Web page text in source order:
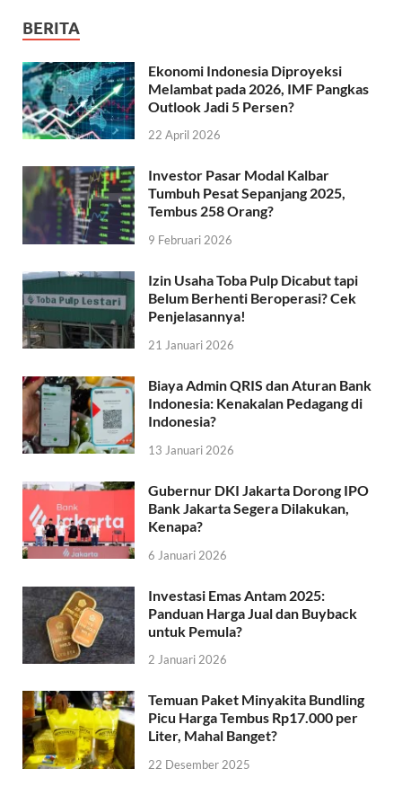
BERITA
Ekonomi Indonesia Diproyeksi
Melambat pada 2026, IMF Pangkas
Outlook Jadi 5 Persen?
22 April 2026
Investor Pasar Modal Kalbar
Tumbuh Pesat Sepanjang 2025,
Tembus 258 Orang?
9 Februari 2026
Izin Usaha Toba Pulp Dicabut tapi
Belum Berhenti Beroperasi? Cek
Penjelasannya!
21 Januari 2026
Biaya Admin QRIS dan Aturan Bank
Indonesia: Kenakalan Pedagang di
Indonesia?
13 Januari 2026
Gubernur DKI Jakarta Dorong IPO
Bank Jakarta Segera Dilakukan,
Kenapa?
6 Januari 2026
Investasi Emas Antam 2025:
Panduan Harga Jual dan Buyback
untuk Pemula?
2 Januari 2026
Temuan Paket Minyakita Bundling
Picu Harga Tembus Rp17.000 per
Liter, Mahal Banget?
22 Desember 2025